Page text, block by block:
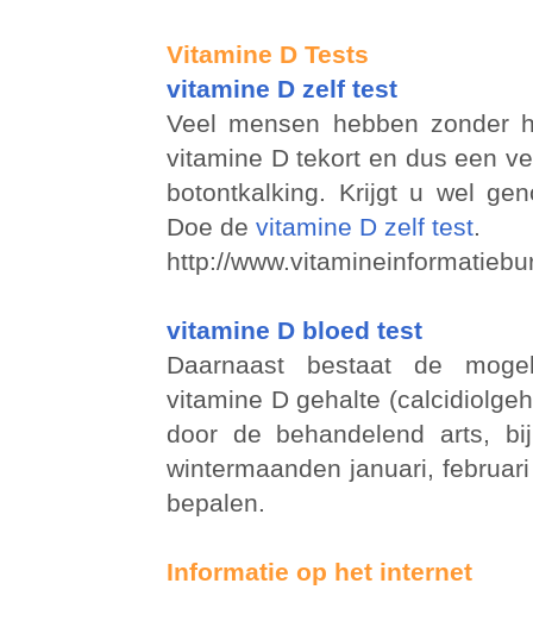
Vitamine D Tests
vitamine D zelf test
Veel mensen hebben zonder
vitamine D tekort en dus een
botontkalking. Krijgt u wel
Doe de vitamine D zelf test.
http://
vitamine D bloed test
Daarnaast bestaat de
vitamine D gehalte
door de behandelend arts,
wintermaanden januari,
bepalen.
Informatie op het internet